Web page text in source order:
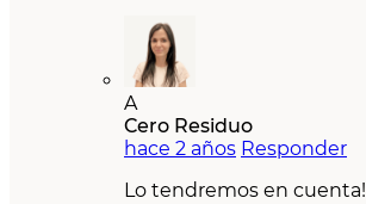
A
Cero Residuo
hace 2 años Responder
Lo tendremos en